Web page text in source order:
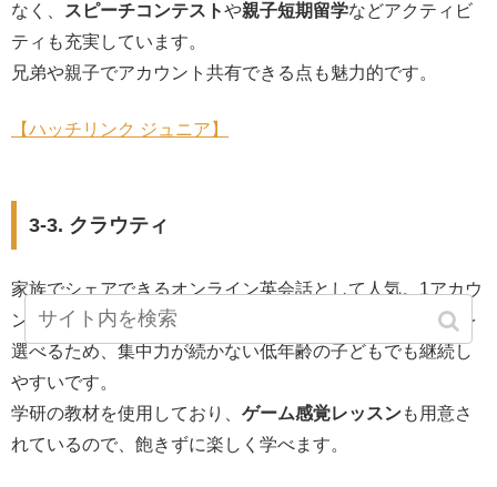
なく、
スピーチコンテストや親子短期留学などアクティビ
ティも充実しています。
兄弟や親子でアカウント共有できる点も魅力的です。
【ハッチリンク ジュニア】
3-3. クラウティ
家族でシェアできるオンライン英会話として人気。1アカウ
ントを最大6名まで共有できるうえ、
1回10分のレッスン
を
選べるため、集中力が続かない低年齢の子どもでも継続し
やすいです。
学研の教材を使用しており、 ゲーム感覚レッスンも用意さ
れているので、飽きずに楽しく学べます。